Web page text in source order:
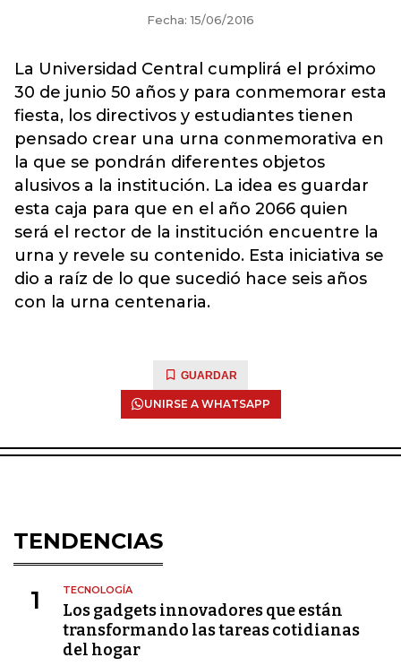
Fecha: 15/06/2016
La Universidad Central cumplirá el próximo
30 de junio 50 años y para conmemorar esta
fiesta, los directivos y estudiantes tienen
pensado crear una urna conmemorativa en
la que se pondrán diferentes objetos
alusivos a la institución. La idea es guardar
esta caja para que en el año 2066 quien
será el rector de la institución encuentre la
urna y revele su contenido. Esta iniciativa se
dio a raíz de lo que sucedió hace seis años
con la urna centenaria.
GUARDAR
UNIRSE A WHATSAPP
TENDENCIAS
1 TECNOLOGÍA
Los gadgets innovadores que están
transformando las tareas cotidianas
del hogar